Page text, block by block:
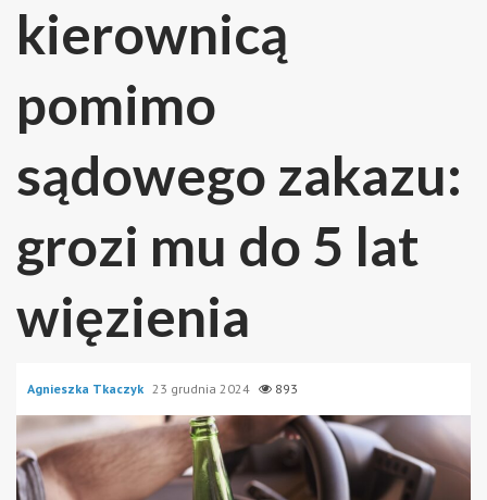
kierownicą
pomimo
sądowego zakazu:
grozi mu do 5 lat
więzienia
Agnieszka Tkaczyk 23 grudnia 2024 893